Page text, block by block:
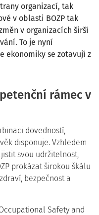
organizací, tak
v oblasti BOZP tak
v organizacích širší
To je nyní
ekonomiky se zotavují z
rámec v
dovedností,
disponuje. Vzhledem
svou udržitelnost,
prokázat širokou škálu
bezpečnost a
Safety and